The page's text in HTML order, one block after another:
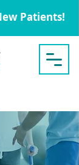
Patients!